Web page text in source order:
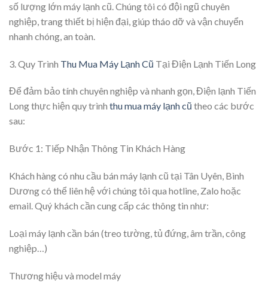
số lượng lớn máy lạnh cũ. Chúng tôi có đội ngũ chuyên
nghiệp, trang thiết bị hiện đại, giúp tháo dỡ và vận chuyển
nhanh chóng, an toàn.
3. Quy Trình Thu Mua Máy Lạnh Cũ Tại Điện Lạnh Tiến Long
Để đảm bảo tính chuyên nghiệp và nhanh gọn, Điện lạnh Tiến
Long thực hiện quy trình thu mua máy lạnh cũ theo các bước
sau:
Bước 1: Tiếp Nhận Thông Tin Khách Hàng
Khách hàng có nhu cầu bán máy lạnh cũ tại Tân Uyên, Bình
Dương có thể liên hệ với chúng tôi qua hotline, Zalo hoặc
email. Quý khách cần cung cấp các thông tin như:
Loại máy lạnh cần bán (treo tường, tủ đứng, âm trần, công
nghiệp…)
Thương hiệu và model máy